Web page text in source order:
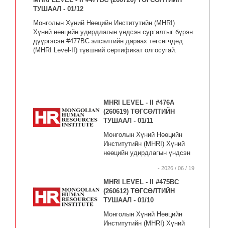
ТУШААЛ - 01/12
Монголын Хүний Нөөцийн Институтийн (MHRI)
Хүний нөөцийн удирдлагын үндсэн сургалтыг бүрэн
дүүргэсэн #477BC элсэлтийн дараах төгсөгчдөд
(MHRI Level-II) түвшний сертификат олгосугай.
MHRI LEVEL - II #476А
(260619) ТӨГСӨЛТИЙН
ТУШААЛ - 01/11
Монголын Хүний Нөөцийн
Институтийн (MHRI) Хүний
нөөцийн удирдлагын үндсэн
#476А элсэлтийн дараах
төгсөгчдөд (MHRI Level-II)
түвшний сертификат
олгосугай.
- 2026 / 06 / 19
MHRI LEVEL - II #475BC
(260612) ТӨГСӨЛТИЙН
ТУШААЛ - 01/10
Монголын Хүний Нөөцийн
Институтийн (MHRI) Хүний